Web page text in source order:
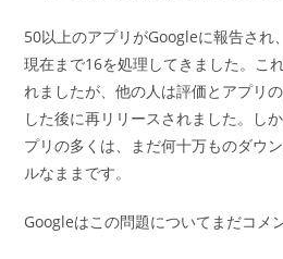
50以上のアプリがGoogleに報告され
現在まで16を処理してきました。こ
れましたが、他の人は評価とアプリ
した後に再リリースされました。し
プリの多くは、まだ何十万ものダウ
ルなままです。
Googleはこの問題についてまだコメ